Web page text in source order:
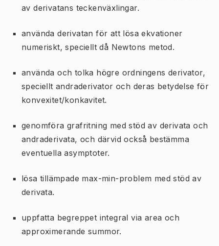
av derivatans teckenväxlingar.
använda derivatan för att lösa ekvationer
numeriskt, speciellt då Newtons metod.
använda och tolka högre ordningens derivator,
speciellt andraderivator och deras betydelse för
konvexitet/konkavitet.
genomföra grafritning med stöd av derivata och
andraderivata, och därvid också bestämma
eventuella asymptoter.
lösa tillämpade max-min-problem med stöd av
derivata.
uppfatta begreppet integral via area och
approximerande summor.